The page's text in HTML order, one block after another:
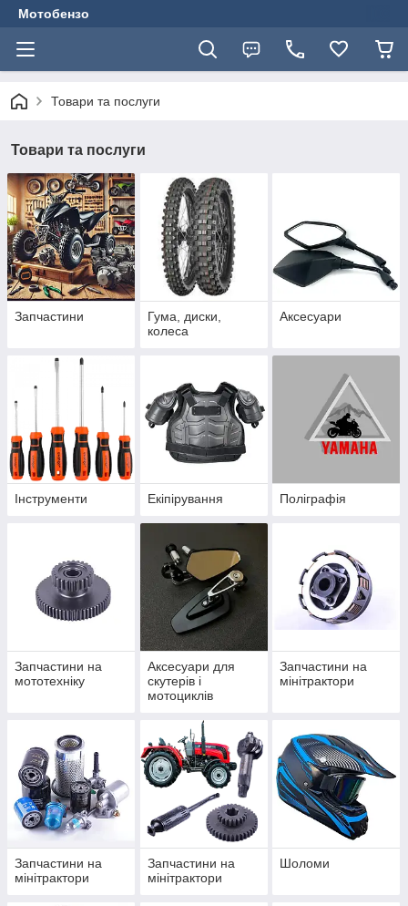
Мотобензо
Товари та послуги
Товари та послуги
Запчастини
Гума, диски,
колеса
Аксесуари
Інструменти Екіпірування Поліграфія
Запчастини на
мототехніку
Аксесуари для
скутерів і
мотоциклів
Запчастини на
мінітрактори
Запчастини на
мінітрактори
Запчастини на
мінітрактори
Шоломи